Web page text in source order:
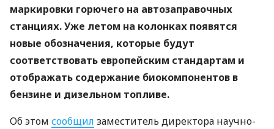
маркировки горючего на автозаправочных
станциях. Уже летом на колонках появятся
новые обозначения, которые будут
соответствовать европейским стандартам и
отображать содержание биокомпонентов в
бензине и дизельном топливе.
Об этом сообщил заместитель директора научно-